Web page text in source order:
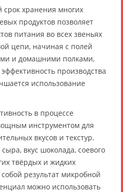
срок хранения многих
продуктов позволяет
питания во всех звеньях
цепи, начиная с полей
и домашними полками,
производства
использование
в процессе
инструментом для
вкусов и текстур.
вкус шоколада, соевого
твёрдых и жидких
результат микробной
можно использовать